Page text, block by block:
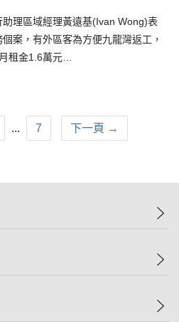
理區域經理黃遠基(Ivan Wong)表
案，有外區客為方便九龍灣返工，
租金1.6萬元…
... 7 下一頁 →